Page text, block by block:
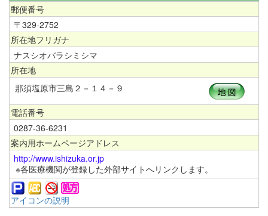
郵便番号
〒329-2752
所在地フリガナ
ナスシオバラシミシマ
所在地
那須塩原市三島２－１４－９
電話番号
0287-36-6231
案内用ホームページアドレス
http://www.ishizuka.or.jp
※各医療機関が登録した外部サイトへリンクします。
アイコンの説明